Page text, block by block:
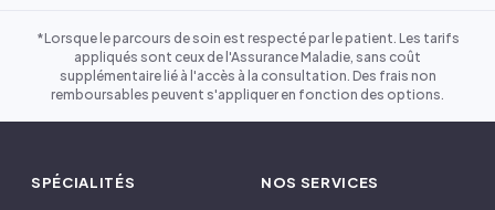
*Lorsque le parcours de soin est respecté par le patient. Les tarifs
appliqués sont ceux de l'Assurance Maladie, sans coût
supplémentaire lié à l'accès à la consultation. Des frais non
remboursables peuvent s'appliquer en fonction des options.
SPÉCIALITÉS NOS SERVICES